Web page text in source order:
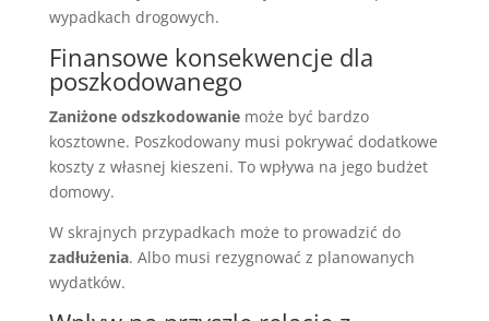
wypadkach drogowych.
Finansowe konsekwencje dla
poszkodowanego
Zaniżone odszkodowaniemoże być bardzo
kosztowne. Poszkodowany musi pokrywać dodatkowe
koszty z własnej kieszeni. To wpływa na jego budżet
domowy.
W skrajnych przypadkach może to prowadzić do
zadłużenia. Albo musi rezygnować z planowanych
wydatków.